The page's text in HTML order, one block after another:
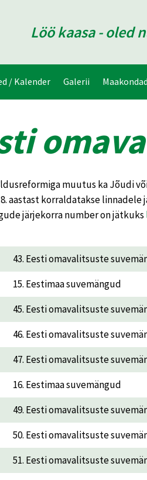
Löö kaasa - oled
/ Kalender Galerii
muutus ka Jõudi
aastast korraldatakse
järjekorra number on jätkuks
43. Eesti omavalitsuste
15. Eestimaa suvemängud
45. Eesti omavalitsuste
46. Eesti omavalitsuste
47. Eesti omavalitsuste
16. Eestimaa suvemängud
49. Eesti omavalitsuste
50. Eesti omavalitsuste
51. Eesti omavalitsuste